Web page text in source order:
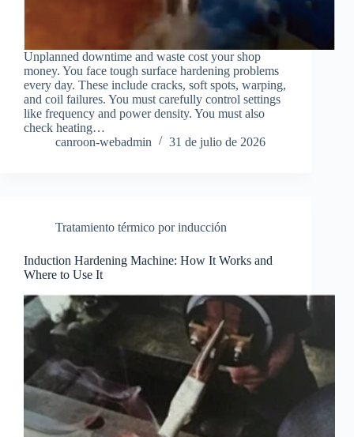
Unplanned downtime and waste cost your shop
money. You face tough surface hardening problems
every day. These include cracks, soft spots, warping,
and coil failures. You must carefully control settings
like frequency and power density. You must also
check heating…
canroon-webadmin
31 de julio de 2026
Tratamiento térmico por inducción
Induction Hardening Machine: How It Works and
Where to Use It